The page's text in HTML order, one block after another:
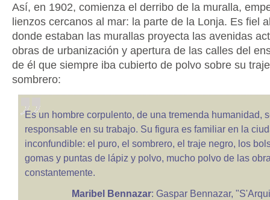
Así, en 1902, comienza el derribo de la muralla,
lienzos cercanos al mar: la parte de la Lonja. Es fiel
donde estaban las murallas proyecta las avenidas
obras de urbanización y apertura de las calles del
de él que siempre iba cubierto de polvo sobre su
sombrero:
Es un hombre corpulento, de una tremenda humanidad,
responsable en su trabajo. Su figura es familiar en la
inconfundible: el puro, el sombrero, el traje negro, los
gomas y puntas de lápiz y polvo, mucho polvo de las
constantemente.
Maribel Bennazar: Gaspar Bennazar,